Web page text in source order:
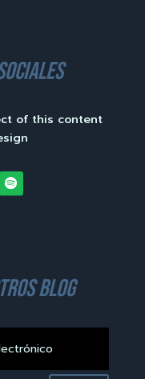
of this content
blog